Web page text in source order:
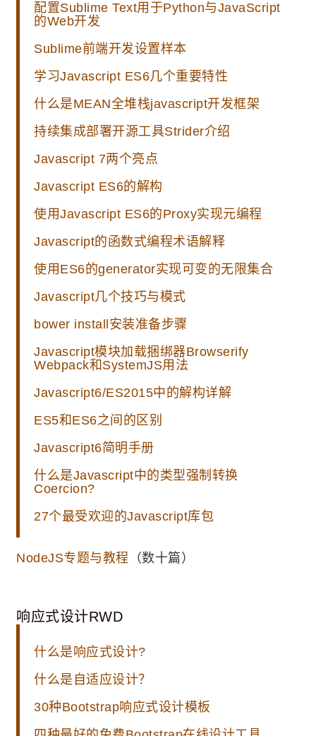
配置Sublime Text用于Python与JavaScript
的Web开发
Sublime前端开发设置样本
学习Javascript ES6几个重要特性
什么是MEAN全堆栈javascript开发框架
持续集成部署开源工具Strider介绍
Javascript 7两个亮点
Javascript ES6的解构
使用Javascript ES6的Proxy实现元编程
Javascript的函数式编程术语解释
使用ES6的generator实现可变的无限集合
Javascript几个技巧与模式
bower install安装准备步骤
Javascript模块加载捆绑器Browserify
Webpack和SystemJS用法
Javascript6/ES2015中的解构详解
ES5和ES6之间的区别
Javascript6简明手册
什么是Javascript中的类型强制转换
Coercion?
27个最受欢迎的Javascript库包
NodeJS专题与教程 （数十篇）
响应式设计RWD
什么是响应式设计?
什么是自适应设计？
30种Bootstrap响应式设计模板